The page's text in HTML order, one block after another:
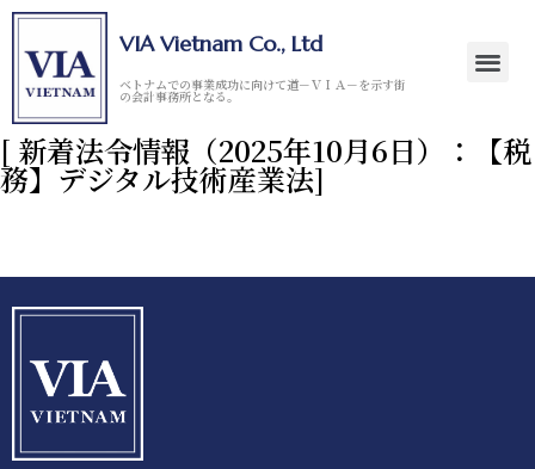
VIA Vietnam Co., Ltd
ベトナムでの事業成功に向けて道－ＶＩＡ－を示す街
の会計事務所となる。
[ 新着法令情報（2025年10月6日）：【税
務】デジタル技術産業法]